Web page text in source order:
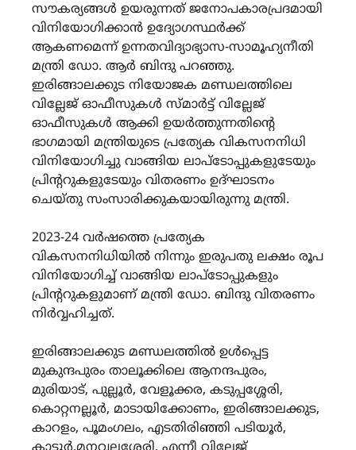
സൗകര്യങ്ങൾ ഉയരുന്നത് ജനോപകാരപ്രദമായി
വിനിയോഗിക്കാൻ ഉദ്യോഗസ്ഥർക്ക്
ആകണമെന്ന് ഉന്നതവിദ്യാഭ്യാസ-സാമൂഹ്യനീതി
മന്ത്രി ഡോ. ആർ ബിന്ദു പറഞ്ഞു.
ഇരിങ്ങാലക്കുട നിയോജക മണ്ഡലത്തിലെ
വില്ലേജ് ഓഫീസുകൾ സ്മാർട്ട് വില്ലേജ്
ഓഫീസുകൾ ആക്കി ഉയർത്തുന്നതിൻ്റെ
ഭാഗമായി മന്ത്രിയുടെ പ്രത്യേക വികസനനിധി
വിനിയോഗിച്ചു വാങ്ങിയ ലാപ്ടോപ്പുകളുടേയും
പ്രിൻ്ററുകളുടേയും വിതരണം ഉദ്ഘാടനം
ചെയ്തു സംസാരിക്കുകയായിരുന്നു മന്ത്രി.
2023-24 വർഷത്തെ പ്രത്യേക
വികസനനിധിയിൽ നിന്നും ഇരുപതു ലക്ഷം രൂപ
വിനിയോഗിച്ച് വാങ്ങിയ ലാപ്ടോപ്പുകളും
പ്രിൻ്ററുകളുമാണ് മന്ത്രി ഡോ. ബിന്ദു വിതരണം
നിർവ്വഹിച്ചത്.
ഇരിങ്ങാലക്കുട മണ്ഡലത്തിൽ ഉൾപ്പെട്ട
മുകുന്ദപുരം താലൂക്കിലെ ആനന്ദപുരം,
മുരിയാട്, പുല്ലൂർ, വേളൂക്കര, കടുപ്പശ്ശേരി,
കൊറ്റനല്ലൂർ, മാടായിക്കോണം, ഇരിങ്ങാലക്കുട,
കാറളം, പൂമംഗലം, എടതിരിഞ്ഞി പടിയൂർ,